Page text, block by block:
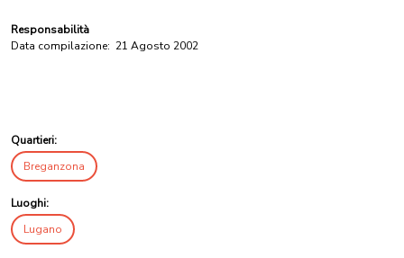
Responsabilità
Data compilazione: 21 Agosto 2002
Quartieri:
Breganzona
Luoghi:
Lugano